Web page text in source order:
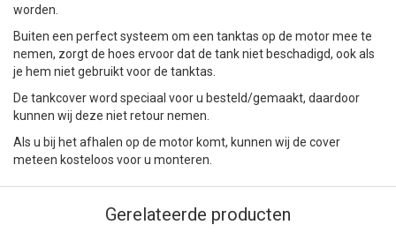
worden.
Buiten een perfect systeem om een tanktas op de motor mee te
nemen, zorgt de hoes ervoor dat de tank niet beschadigd, ook als
je hem niet gebruikt voor de tanktas.
De tankcover word speciaal voor u besteld/gemaakt, daardoor
kunnen wij deze niet retour nemen.
Als u bij het afhalen op de motor komt, kunnen wij de cover
meteen kosteloos voor u monteren.
Gerelateerde producten